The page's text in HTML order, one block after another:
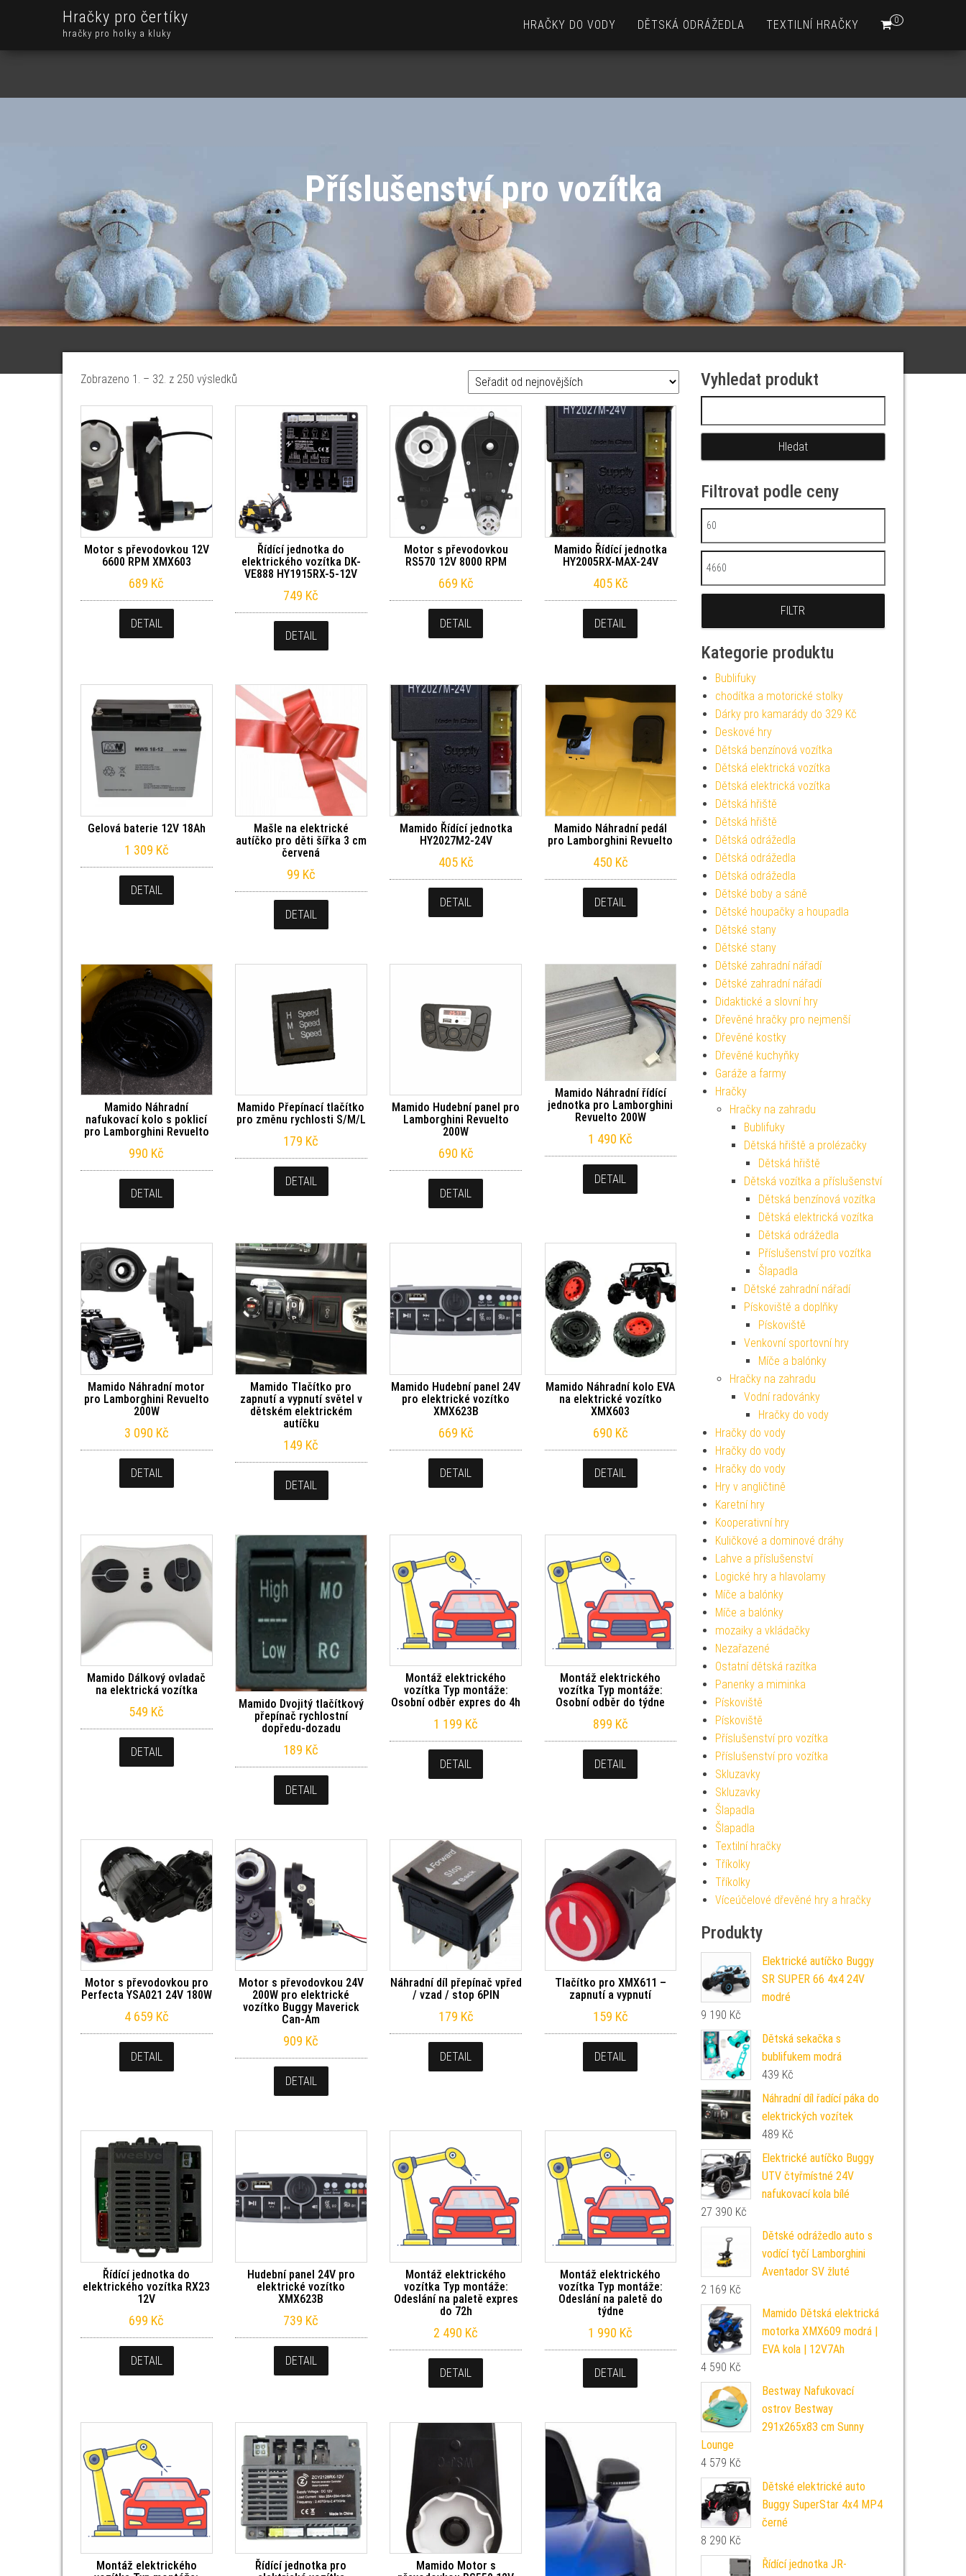
Hračky pro čertíky
hračky pro holky a kluky
0
HRAČKY DO VODY DĚTSKÁ ODRÁŽEDLA TEXTILNÍ HRAČKY
Příslušenství pro vozítka
Zobrazeno 1. – 32. z 250 výsledků
Motor s převodovkou 12V
6600 RPM XMX603
689 Kč
DETAIL
Řídící jednotka do
elektrického vozítka DK-
VE888 HY1915RX-5-12V
749 Kč
DETAIL
Motor s převodovkou
RS570 12V 8000 RPM
669 Kč
DETAIL
Mamido Řídící jednotka
HY2005RX-MAX-24V
405 Kč
DETAIL
Gelová baterie 12V 18Ah
1 309 Kč
DETAIL
Mašle na elektrické
autíčko pro děti šířka 3 cm
červená
99 Kč
DETAIL
Mamido Řídící jednotka
HY2027M2-24V
405 Kč
DETAIL
Mamido Náhradní pedál
pro Lamborghini Revuelto
450 Kč
DETAIL
Mamido Náhradní
nafukovací kolo s poklicí
pro Lamborghini Revuelto
990 Kč
DETAIL
Mamido Přepínací tlačítko
pro změnu rychlosti S/M/L
179 Kč
DETAIL
Mamido Hudební panel pro
Lamborghini Revuelto
200W
690 Kč
DETAIL
Mamido Náhradní řídící
jednotka pro Lamborghini
Revuelto 200W
1 490 Kč
DETAIL
Mamido Náhradní motor
pro Lamborghini Revuelto
200W
3 090 Kč
DETAIL
Mamido Tlačítko pro
zapnutí a vypnutí světel v
dětském elektrickém
autíčku
149 Kč
DETAIL
Mamido Hudební panel 24V
pro elektrické vozítko
XMX623B
669 Kč
DETAIL
Mamido Náhradní kolo EVA
na elektrické vozítko
XMX603
690 Kč
DETAIL
Mamido Dálkový ovladač
na elektrická vozítka
549 Kč
DETAIL
Mamido Dvojitý tlačítkový
přepínač rychlostní
dopředu-dozadu
189 Kč
DETAIL
Montáž elektrického
vozítka Typ montáže:
Osobní odběr expres do 4h
1 199 Kč
DETAIL
Montáž elektrického
vozítka Typ montáže:
Osobní odběr do týdne
899 Kč
DETAIL
Motor s převodovkou pro
Perfecta YSA021 24V 180W
4 659 Kč
DETAIL
Motor s převodovkou 24V
200W pro elektrické
vozítko Buggy Maverick
Can-Am
909 Kč
DETAIL
Náhradní díl přepínač vpřed
/ vzad / stop 6PIN
179 Kč
DETAIL
Tlačítko pro XMX611 –
zapnutí a vypnutí
159 Kč
DETAIL
Řídící jednotka do
elektrického vozítka RX23
12V
699 Kč
DETAIL
Hudební panel 24V pro
elektrické vozítko
XMX623B
739 Kč
DETAIL
Montáž elektrického
vozítka Typ montáže:
Odeslání na paletě expres
do 72h
2 490 Kč
DETAIL
Montáž elektrického
vozítka Typ montáže:
Odeslání na paletě do
týdne
1 990 Kč
DETAIL
Montáž elektrického
Řídící jednotka pro
Mamido Motor s
Vyhledat produkt
Filtrovat podle ceny
Minimální cena
Maximální cena
FILTR
Kategorie produktu
Bublifuky
chodítka a motorické stolky
Dárky pro kamarády do 329 Kč
Deskové hry
Dětská benzínová vozítka
Dětská elektrická vozítka
Dětská elektrická vozítka
Dětská hřiště
Dětská hřiště
Dětská odrážedla
Dětská odrážedla
Dětská odrážedla
Dětské boby a sáně
Dětské houpačky a houpadla
Dětské stany
Dětské stany
Dětské zahradní nářadí
Dětské zahradní nářadí
Didaktické a slovní hry
Dřevěné hračky pro nejmenší
Dřevěné kostky
Dřevěné kuchyňky
Garáže a farmy
Hračky
Hračky na zahradu
Bublifuky
Dětská hřiště a prolézačky
Dětská hřiště
Dětská vozítka a příslušenství
Dětská benzínová vozítka
Dětská elektrická vozítka
Dětská odrážedla
Příslušenství pro vozítka
Šlapadla
Dětské zahradní nářadí
Pískoviště a doplňky
Pískoviště
Venkovní sportovní hry
Míče a balónky
Hračky na zahradu
Vodní radovánky
Hračky do vody
Hračky do vody
Hračky do vody
Hračky do vody
Hry v angličtině
Karetní hry
Kooperativní hry
Kuličkové a dominové dráhy
Lahve a příslušenství
Logické hry a hlavolamy
Míče a balónky
Míče a balónky
mozaiky a vkládačky
Nezařazené
Ostatní dětská razítka
Panenky a miminka
Pískoviště
Pískoviště
Příslušenství pro vozítka
Příslušenství pro vozítka
Skluzavky
Skluzavky
Šlapadla
Šlapadla
Textilní hračky
Tříkolky
Tříkolky
Víceúčelové dřevěné hry a hračky
Produkty
Elektrické autíčko Buggy
SR SUPER 66 4x4 24V
modré
9 190 Kč
Dětská sekačka s
bublifukem modrá
439 Kč
Náhradní díl řadící páka do
elektrických vozítek
489 Kč
Elektrické autíčko Buggy
UTV čtyřmístné 24V
nafukovací kola bílé
27 390 Kč
Dětské odrážedlo auto s
vodící tyčí Lamborghini
Aventador SV žluté
2 169 Kč
Mamido Dětská elektrická
motorka XMX609 modrá |
EVA kola | 12V7Ah
4 590 Kč
Bestway Nafukovací
ostrov Bestway
291x265x83 cm Sunny
Lounge
4 579 Kč
Dětské elektrické auto
Buggy SuperStar 4x4 MP4
černé
8 290 Kč
Řídící jednotka JR-